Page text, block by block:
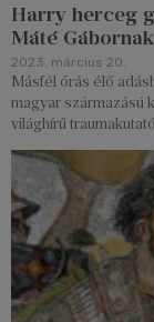
Harry herceg
Máté Gábornak
2023. március 20.
Másfél órás élő
magyar származású
világhírű